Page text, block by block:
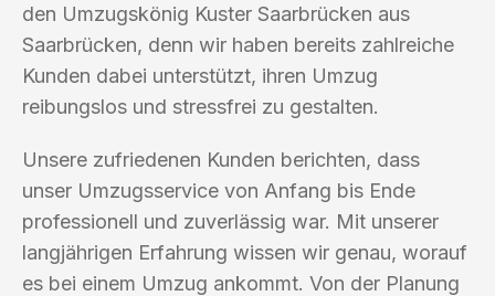
den Umzugskönig Kuster Saarbrücken aus
Saarbrücken, denn wir haben bereits zahlreiche
Kunden dabei unterstützt, ihren Umzug
reibungslos und stressfrei zu gestalten.
Unsere zufriedenen Kunden berichten, dass
unser Umzugsservice von Anfang bis Ende
professionell und zuverlässig war. Mit unserer
langjährigen Erfahrung wissen wir genau, worauf
es bei einem Umzug ankommt. Von der Planung